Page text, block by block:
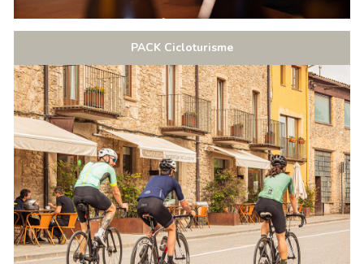
PACK Cicloturisme